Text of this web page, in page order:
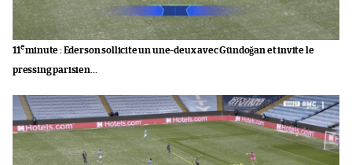
11eminute : Ederson sollicite un une-deux avec Gündoğan et invite le
pressing parisien…